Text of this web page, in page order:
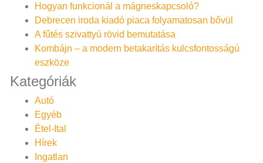
Hogyan funkcionál a mágneskapcsoló?
Debrecen iroda kiadó piaca folyamatosan bővül
A fűtés szivattyú rövid bemutatása
Kombájn – a modern betakarítás kulcsfontosságú
eszköze
Kategóriák
Autó
Egyéb
Étel-Ital
Hírek
Ingatlan